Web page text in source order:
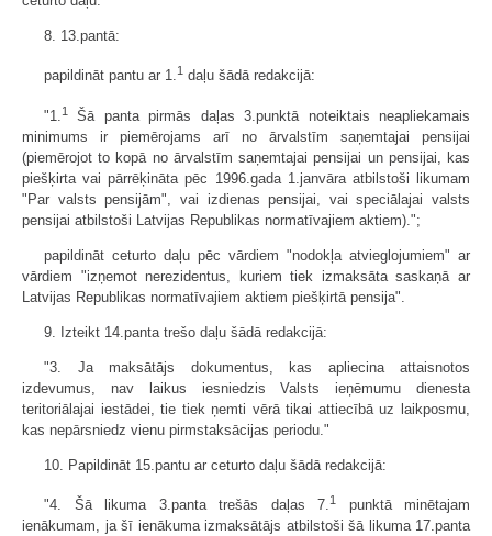
8. 13.pantā:
papildināt pantu ar 1.1 daļu šādā redakcijā:
"1. 1
Šā panta pirmās daļas 3.punktā noteiktais neapliekamais
minimums ir piemērojams arī no ārvalstīm saņemtajai pensijai
(piemērojot to kopā no ārvalstīm saņemtajai pensijai un pensijai, kas
piešķirta vai pārrēķināta pēc 1996.gada 1.janvāra atbilstoši likumam
"Par valsts pensijām", vai izdienas pensijai, vai speciālajai valsts
pensijai atbilstoši Latvijas Republikas normatīvajiem aktiem).";
papildināt ceturto daļu pēc vārdiem "nodokļa atvieglojumiem" ar
vārdiem "izņemot nerezidentus, kuriem tiek izmaksāta saskaņā ar
Latvijas Republikas normatīvajiem aktiem piešķirtā pensija".
9. Izteikt 14.panta trešo daļu šādā redakcijā:
"3. Ja maksātājs dokumentus, kas apliecina attaisnotos
izdevumus, nav laikus iesniedzis Valsts ieņēmumu dienesta
teritoriālajai iestādei, tie tiek ņemti vērā tikai attiecībā uz laikposmu,
kas nepārsniedz vienu pirmstaksācijas periodu."
10. Papildināt 15.pantu ar ceturto daļu šādā redakcijā:
"4. Šā likuma 3.panta trešās daļas 7.1
punktā minētajam
ienākumam, ja šī ienākuma izmaksātājs atbilstoši šā likuma 17.panta